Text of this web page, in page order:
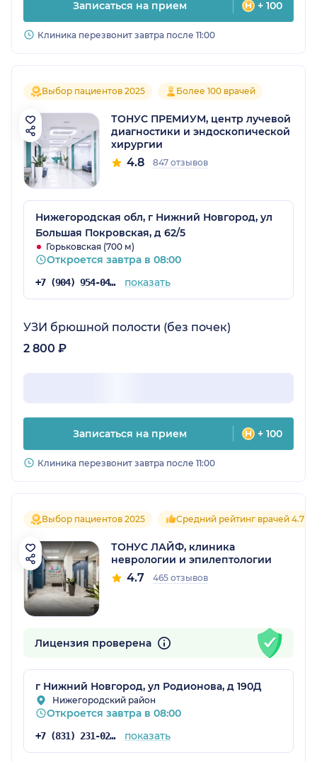
Записаться на прием + 100
Клиника перезвонит завтра после 11:00
Выбор пациентов 2025 Более 100 врачей
ТОНУС ПРЕМИУМ, центр лучевой
диагностики и эндоскопической
хирургии
4.8 847 отзывов
Нижегородская обл, г Нижний Новгород, ул
Большая Покровская, д 62/5
Горьковская (700 м)
Откроется завтра в 08:00
+7 (904) 954-04-36 показать
УЗИ брюшной полости (без почек)
2 800 ₽
Записаться на прием + 100
Клиника перезвонит завтра после 11:00
Выбор пациентов 2025 Средний рейтинг врачей 4.7
ТОНУС ЛАЙФ, клиника
неврологии и эпилептологии
4.7 465 отзывов
Лицензия проверена
г Нижний Новгород, ул Родионова, д 190Д
Нижегородский район
Откроется завтра в 08:00
+7 (831) 231-02-35 показать